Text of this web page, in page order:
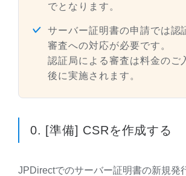
でとなります。
サーバー証明書の申請では認
審査への対応が必要です。
認証局による審査は料金のご
後に実施されます。
0. [準備] CSRを作成する
JPDirectでのサーバー証明書の新規発